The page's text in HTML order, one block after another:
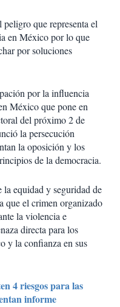
que representa el
en México por lo que
por soluciones
por la influencia
México que pone en
del próximo 2 de
la persecución
la oposición y los
de la democracia.
equidad y seguridad de
que el crimen organizado
la violencia e
directa para los
y la confianza en sus
4 riesgos para las
informe